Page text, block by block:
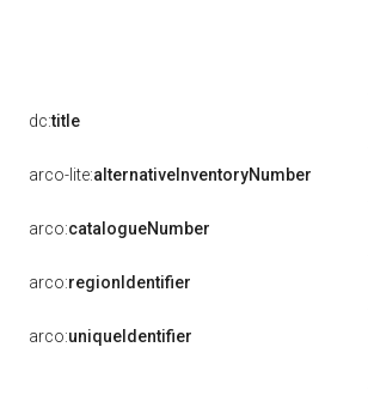
dc:title
arco-lite:alternativeInventoryNumber
arco:catalogueNumber
arco:regionIdentifier
arco:uniqueIdentifier